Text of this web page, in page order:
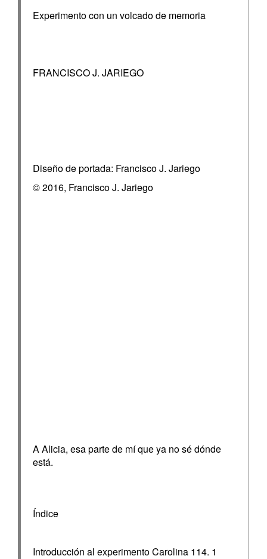
Experimento con un volcado de memoria
FRANCISCO J. JARIEGO
Diseño de portada: Francisco J. Jariego
© 2016, Francisco J. Jariego
A Alicia, esa parte de mí que ya no sé dónde
está.
Índice
Introducción al experimento Carolina 114. 1